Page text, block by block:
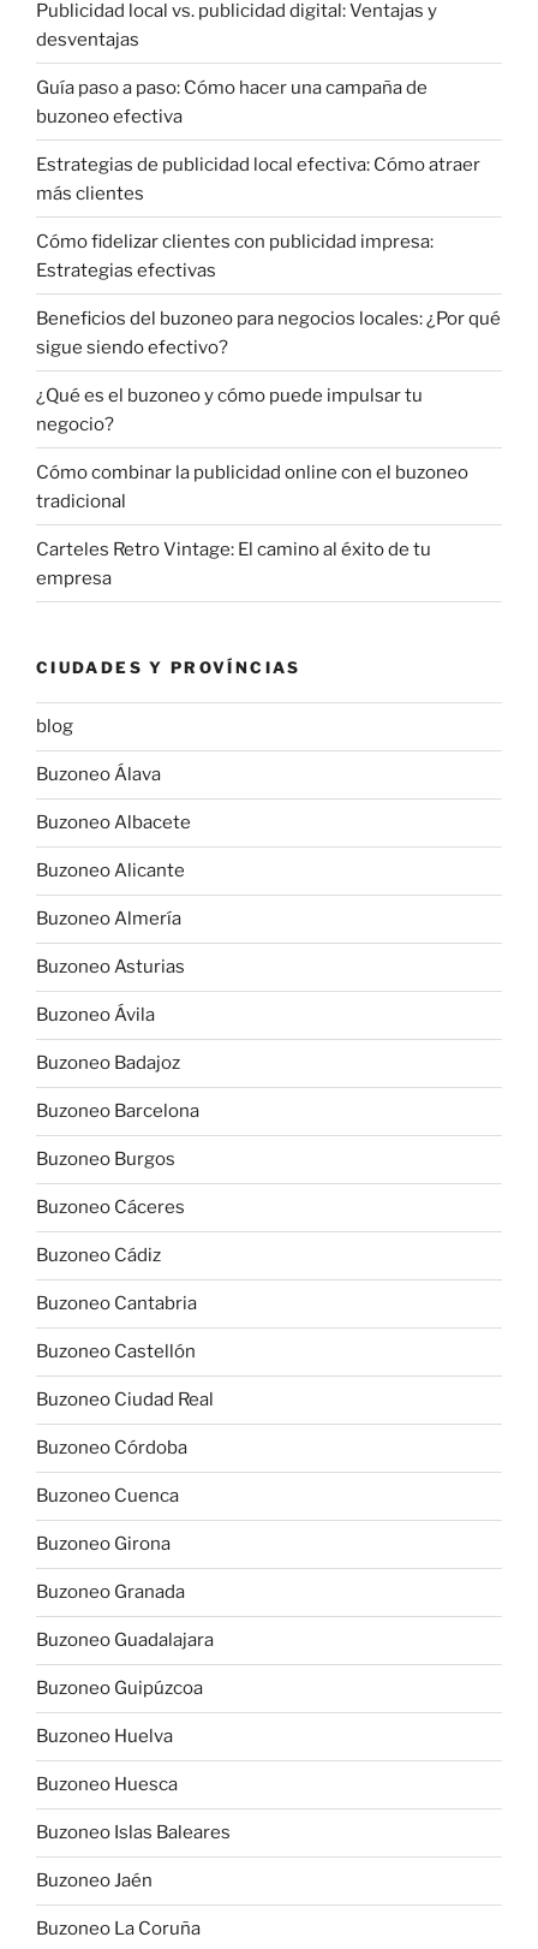
Publicidad local vs. publicidad digital: Ventajas y
desventajas
Guía paso a paso: Cómo hacer una campaña de
buzoneo efectiva
Estrategias de publicidad local efectiva: Cómo atraer
más clientes
Cómo fidelizar clientes con publicidad impresa:
Estrategias efectivas
Beneficios del buzoneo para negocios locales: ¿Por qué
sigue siendo efectivo?
¿Qué es el buzoneo y cómo puede impulsar tu
negocio?
Cómo combinar la publicidad online con el buzoneo
tradicional
Carteles Retro Vintage: El camino al éxito de tu
empresa
CIUDADES Y PROVÍNCIAS
blog
Buzoneo Álava
Buzoneo Albacete
Buzoneo Alicante
Buzoneo Almería
Buzoneo Asturias
Buzoneo Ávila
Buzoneo Badajoz
Buzoneo Barcelona
Buzoneo Burgos
Buzoneo Cáceres
Buzoneo Cádiz
Buzoneo Cantabria
Buzoneo Castellón
Buzoneo Ciudad Real
Buzoneo Córdoba
Buzoneo Cuenca
Buzoneo Girona
Buzoneo Granada
Buzoneo Guadalajara
Buzoneo Guipúzcoa
Buzoneo Huelva
Buzoneo Huesca
Buzoneo Islas Baleares
Buzoneo Jaén
Buzoneo La Coruña